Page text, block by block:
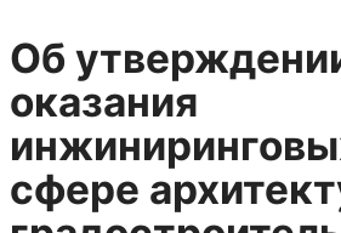
Об
оказания
сфере